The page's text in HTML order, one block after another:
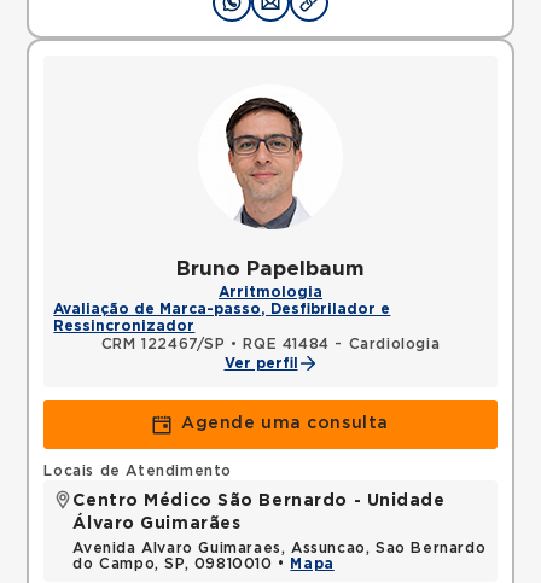
Bruno Papelbaum
Arritmologia
Avaliação de Marca-passo, Desfibrilador e
Ressincronizador
CRM 122467/SP •
RQE 41484 - Cardiologia
Ver perfil
Agende uma consulta
Locais de Atendimento
Centro Médico São Bernardo - Unidade
Álvaro Guimarães
Avenida Alvaro Guimaraes, Assuncao, Sao Bernardo
do Campo, SP, 09810010 •
Mapa